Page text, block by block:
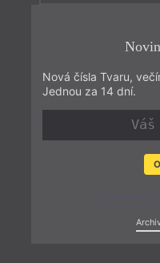
Nová čísla Tvaru,
Jednou za 14 dní.